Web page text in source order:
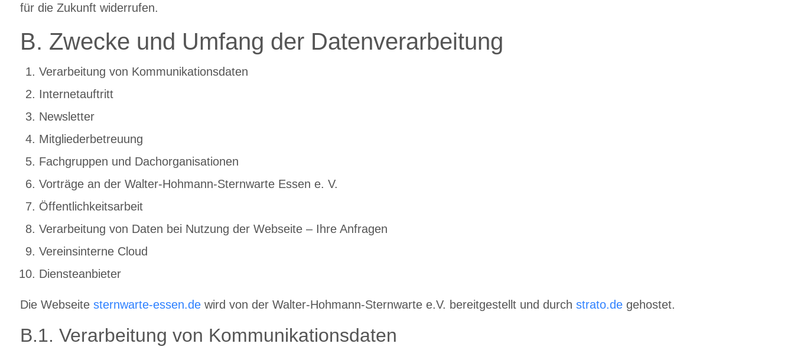
für die Zukunft widerrufen.
B. Zwecke und Umfang der Datenverarbeitung
Verarbeitung von Kommunikationsdaten
Internetauftritt
Newsletter
Mitgliederbetreuung
Fachgruppen und Dachorganisationen
Vorträge an der Walter-Hohmann-Sternwarte Essen e. V.
Öffentlichkeitsarbeit
Verarbeitung von Daten bei Nutzung der Webseite – Ihre Anfragen
Vereinsinterne Cloud
Diensteanbieter
Die Webseite sternwarte-essen.de wird von der Walter-Hohmann-Sternwarte e.V. bereitgestellt und durch strato.de gehostet.
B.1. Verarbeitung von Kommunikationsdaten